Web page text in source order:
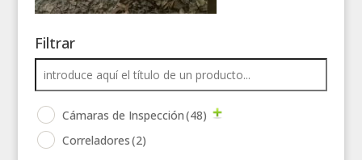
Filtrar
Cámaras de Inspección(48)
Correladores(2)